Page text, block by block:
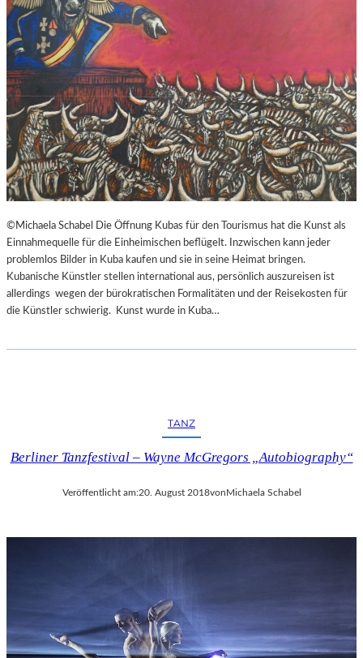
©Michaela Schabel Die Öffnung Kubas für den Tourismus hat die Kunst als
Einnahmequelle für die Einheimischen beflügelt. Inzwischen kann jeder
problemlos Bilder in Kuba kaufen und sie in seine Heimat bringen.
Kubanische Künstler stellen international aus, persönlich auszureisen ist
allerdings wegen der bürokratischen Formalitäten und der Reisekosten für
die Künstler schwierig. Kunst wurde in Kuba…
TANZ
Berliner Tanzfestival – Wayne McGregors „Autobiography“
Veröffentlicht am:20. August 2018von Michaela Schabel